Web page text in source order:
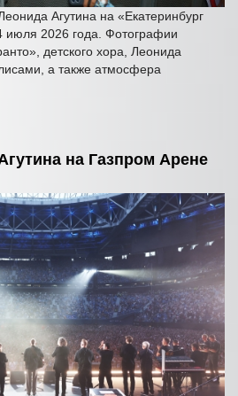
Агутина на «Екатеринбург
июля 2026 года. Фотографии
детского хора, Леонида
а также атмосфера
на Газпром Арене